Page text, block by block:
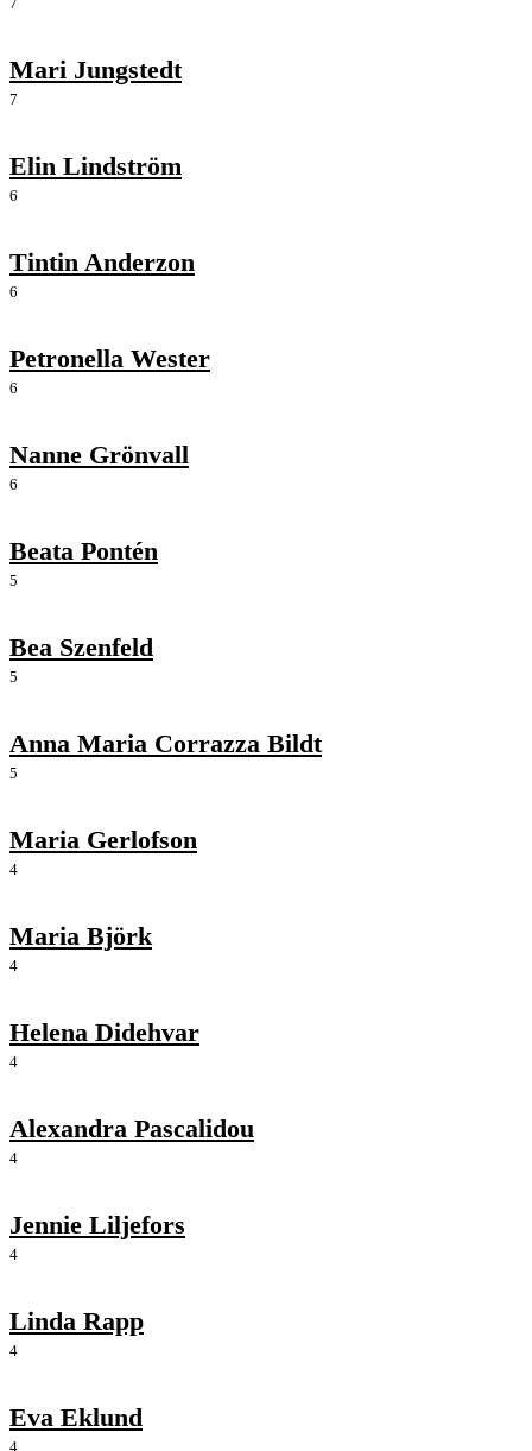
Mari Jungstedt
7
Elin Lindström
6
Tintin Anderzon
6
Petronella Wester
6
Nanne Grönvall
6
Beata Pontén
5
Bea Szenfeld
5
Anna Maria Corrazza Bildt
5
Maria Gerlofson
4
Maria Björk
4
Helena Didehvar
4
Alexandra Pascalidou
4
Jennie Liljefors
4
Linda Rapp
4
Eva Eklund
4